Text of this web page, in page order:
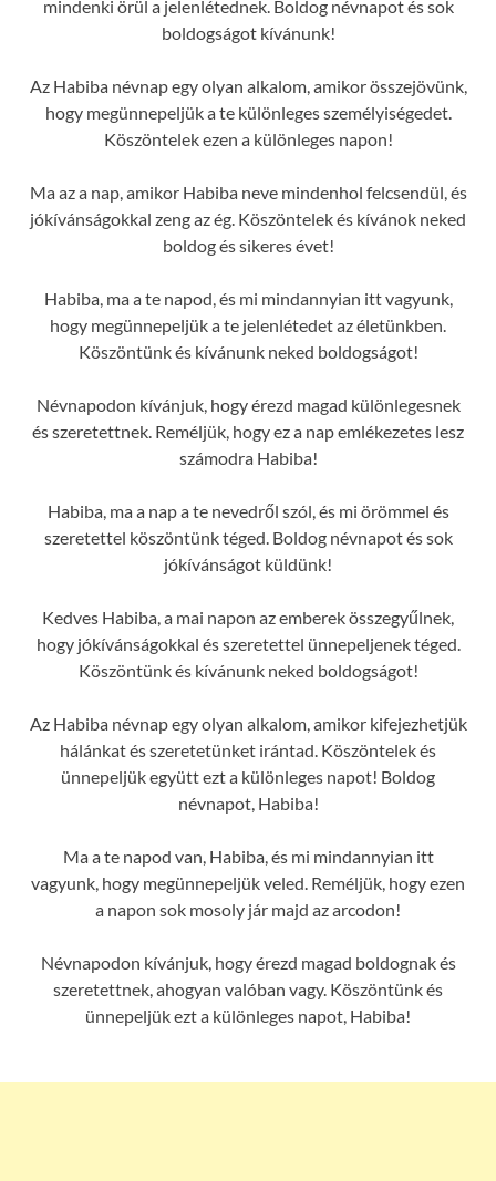
mindenki örül a jelenlétednek. Boldog névnapot és sok
boldogságot kívánunk!
Az Habiba névnap egy olyan alkalom, amikor összejövünk,
hogy megünnepeljük a te különleges személyiségedet.
Köszöntelek ezen a különleges napon!
Ma az a nap, amikor Habiba neve mindenhol felcsendül, és
jókívánságokkal zeng az ég. Köszöntelek és kívánok neked
boldog és sikeres évet!
Habiba, ma a te napod, és mi mindannyian itt vagyunk,
hogy megünnepeljük a te jelenlétedet az életünkben.
Köszöntünk és kívánunk neked boldogságot!
Névnapodon kívánjuk, hogy érezd magad különlegesnek
és szeretettnek. Reméljük, hogy ez a nap emlékezetes lesz
számodra Habiba!
Habiba, ma a nap a te nevedről szól, és mi örömmel és
szeretettel köszöntünk téged. Boldog névnapot és sok
jókívánságot küldünk!
Kedves Habiba, a mai napon az emberek összegyűlnek,
hogy jókívánságokkal és szeretettel ünnepeljenek téged.
Köszöntünk és kívánunk neked boldogságot!
Az Habiba névnap egy olyan alkalom, amikor kifejezhetjük
hálánkat és szeretetünket irántad. Köszöntelek és
ünnepeljük együtt ezt a különleges napot! Boldog
névnapot, Habiba!
Ma a te napod van, Habiba, és mi mindannyian itt
vagyunk, hogy megünnepeljük veled. Reméljük, hogy ezen
a napon sok mosoly jár majd az arcodon!
Névnapodon kívánjuk, hogy érezd magad boldognak és
szeretettnek, ahogyan valóban vagy. Köszöntünk és
ünnepeljük ezt a különleges napot, Habiba!